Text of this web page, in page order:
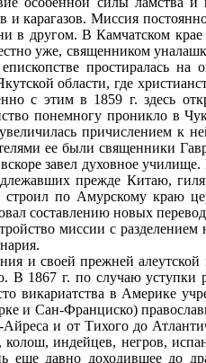
и карагазов. Миссия
в другом. B Камчатском
уже, священником
простиралась
области, где
с этим в 1859 г. здесь
понемногу проникло в
причислением к
ее были священники
завел духовное
прежде Китаю,
строил по Амурскому краю
составлению новых
миссии с
и своей прежней
B 1867 г. по случаю
викариатства в Америке
Сан-Франциско)
и от Тихого до
колош, индейцев, негров,
еще давно доходившее до